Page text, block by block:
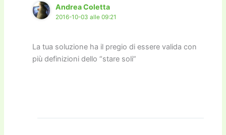
Andrea Coletta
2016-10-03 alle 09:21
La tua soluzione ha il pregio di essere valida con
più definizioni dello “stare soli”